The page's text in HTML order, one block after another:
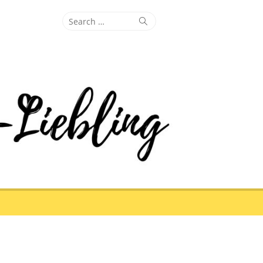
Search
Search